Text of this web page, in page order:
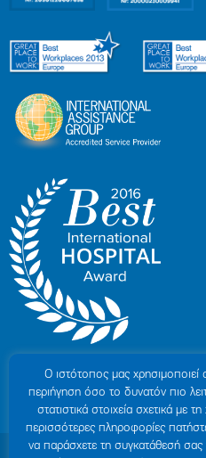
Ο ιστότοπoς μας χρησιμοποιεί
περιήγηση όσο το δυνατόν πιο
στατιστικά στοιχεία σχετικά με
περισσότερες πληροφορίες
να παράσχετε τη συγκατάθεσή